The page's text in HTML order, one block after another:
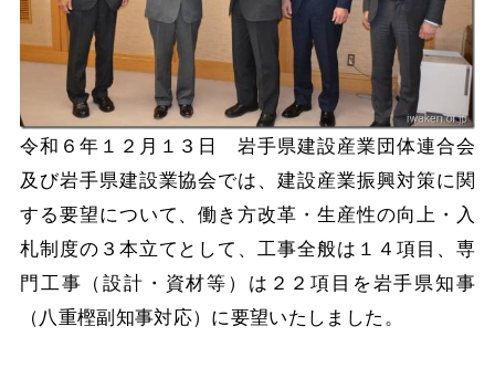
令和６年１２月１３日 岩手県建設産業団体連合会
及び岩手県建設業協会では、建設産業振興対策に関
する要望について、働き方改革・生産性の向上・入
札制度の３本立てとして、工事全般は１４項目、専
門工事（設計・資材等）は２２項目を岩手県知事
（八重樫副知事対応）に要望いたしました。